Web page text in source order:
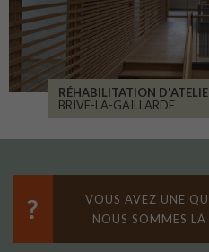
RÉHABILITATION
BRIVE-LA-GAILLARDE
VOUS AVEZ UNE
NOUS SOMMES